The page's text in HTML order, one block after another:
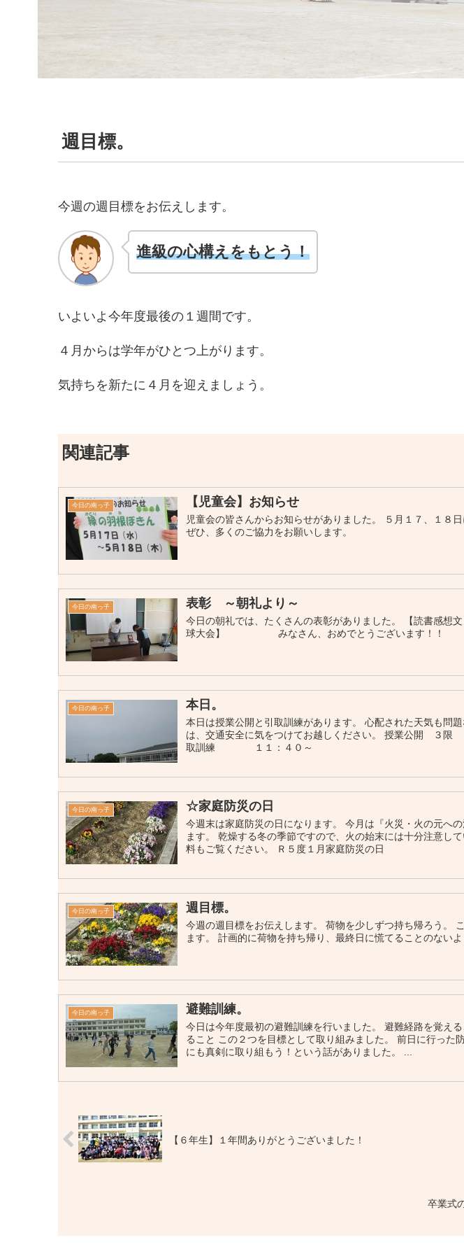
週目標。
今週の週目標をお伝えします。
進級の心構えをもとう！
いよいよ今年度最後の１週間です。
４月からは学年がひとつ上がります。
気持ちを新たに４月を迎えましょう。
関連記事
今日の南っ子 【児童会】お知らせ
児童会の皆さんからお知らせがありました。 ５月１７、１８
ぜひ、多くのご協力をお願いします。
今日の南っ子 表彰 ～朝礼より～
今日の朝礼では、たくさんの表彰がありました。 【読書
球大会】 みなさん、おめでとうございます！！
今日の南っ子 本日。
本日は授業公開と引取訓練があります。 心配された天気も問
は、交通安全に気をつけてお越しください。 授業公開 ３
取訓練 １１：４０～
今日の南っ子 ☆家庭防災の日
今週末は家庭防災の日になります。 今月は『火災・火の元へ
ます。 乾燥する冬の季節ですので、火の始末には十分注意し
料もご覧ください。 Ｒ５度１月家庭防災の日
今日の南っ子 週目標。
今週の週目標をお伝えします。 荷物を少しずつ持ち帰ろう。
ます。 計画的に荷物を持ち帰り、最終日に慌てることのないよ
今日の南っ子 避難訓練。
今日は今年度最初の避難訓練を行いました。 避難経路を覚
ること この２つを目標として取り組みました。 前日に行った
にも真剣に取り組もう！という話がありました。 ...
【６年生】１年間ありがとうございました！
卒業式